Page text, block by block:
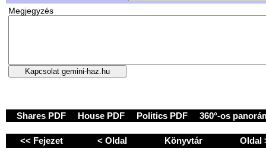
Shares PDF House PDF Politics PDF 360°-os
Megjegyzés
<< Fejezet < Oldal Könyvtár